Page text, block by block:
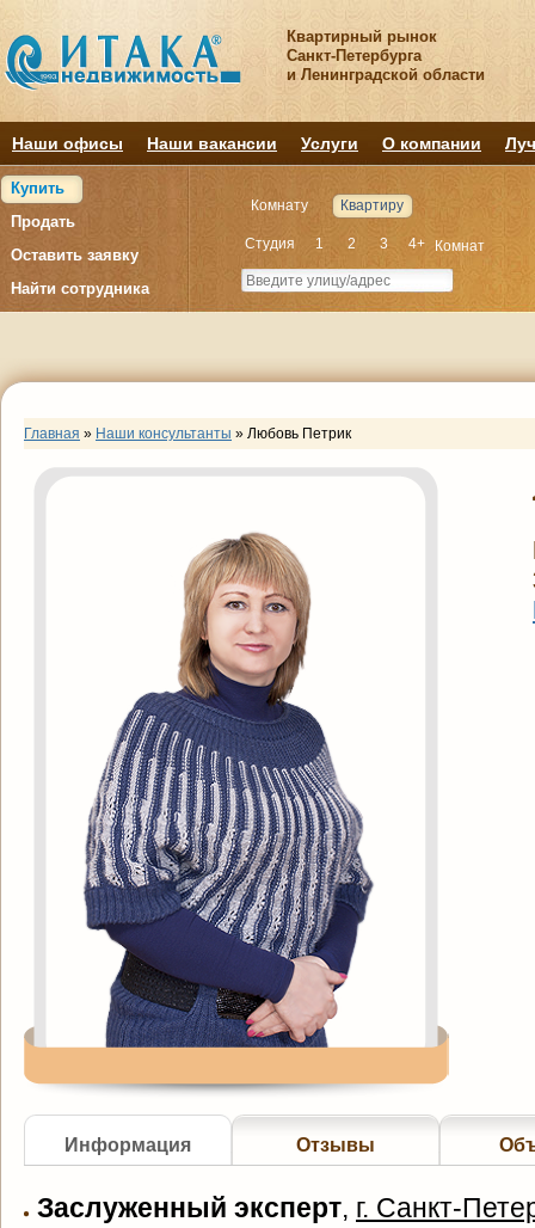
Квартирный рынок
Санкт-Петербурга
и Ленинградской области
Наши офисы Наши вакансии Услуги О компании
Купить
Продать
Оставить заявку
Найти сотрудника
Комнату Квартиру
Студия 1 2 3 4+ Комнат
Главная » Наши консультанты » Любовь Петрик
Информация Отзывы
Заслуженный эксперт, г. Санкт-